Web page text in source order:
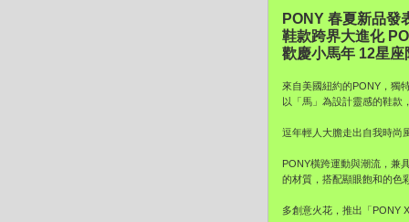
PONY 春夏新品發
鞋款跨界大進化
歡慶小馬年 12星座
來自美國紐約的PONY，獨
以「馬」為設計靈感的鞋款
逗年輕人大膽走出自我時尚
PONY橫跨運動與潮流，兼
的材質，搭配顯眼飽和的色
多創意火花，推出「PONY